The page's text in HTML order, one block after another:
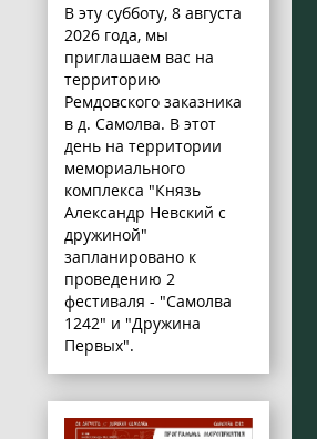
В эту субботу, 8 августа
2026 года, мы
приглашаем вас на
территорию
Ремдовского заказника
в д. Самолва. В этот
день на территории
мемориального
комплекса "Князь
Александр Невский с
дружиной"
запланировано к
проведению 2
фестиваля - "Самолва
1242" и "Дружина
Первых".